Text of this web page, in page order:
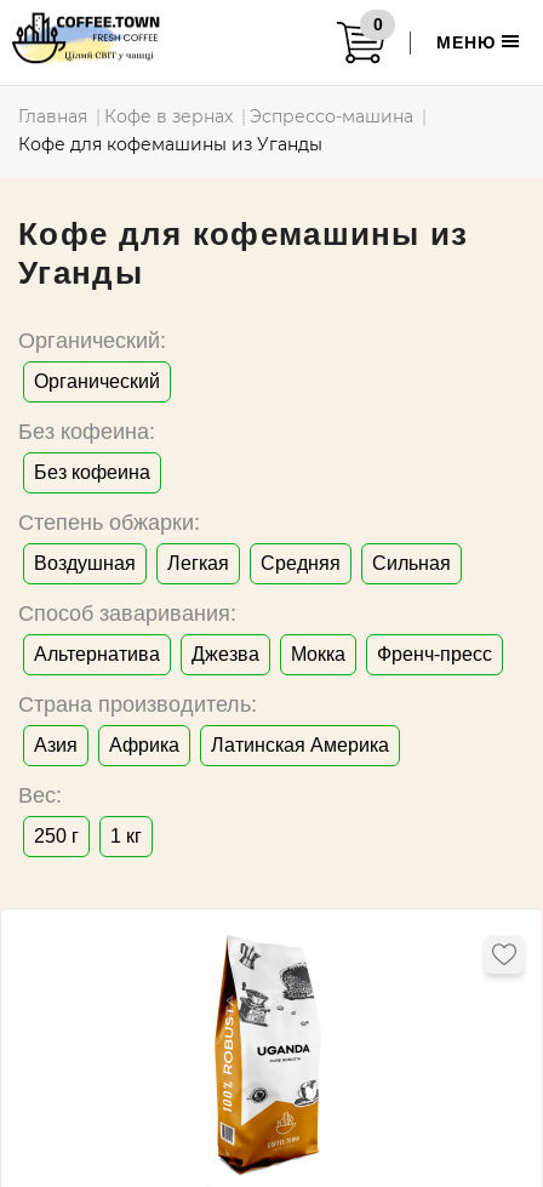
0
МЕНЮ
Главная Кофе в зернах
Эспрессо-машина
Кофе для кофемашины из Уганды
Кофе для кофемашины из
Уганды
Органический:
Органический
Без кофеина:
Без кофеина
Степень обжарки:
Воздушная Легкая Средняя Сильная
Способ заваривания:
Альтернатива Джезва Мокка Френч-пресс
Страна производитель:
Азия Африка Латинская Америка
Вес:
250 г 1 кг